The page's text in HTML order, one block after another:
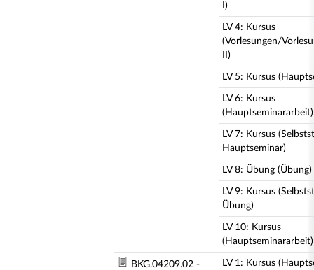
I)
LV 4: Kursus
(Vorlesungen/
II)
LV 5: Kursus
LV 6: Kursus
(Hauptseminararbeit)
LV 7: Kursus
Hauptseminar)
LV 8: Übung (Übung)
LV 9: Kursus
Übung)
LV 10: Kursus
(Hauptseminararbeit)
BKG.04209.02 -
LV 1: Kursus